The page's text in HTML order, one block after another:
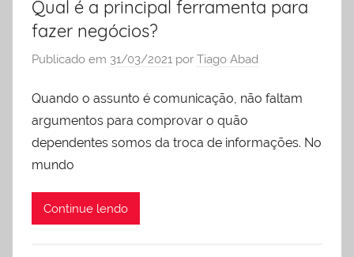
Qual é a principal ferramenta para
fazer negócios?
Publicado em 31/03/2021 por Tiago Abad
Quando o assunto é comunicação, não faltam
argumentos para comprovar o quão
dependentes somos da troca de informações. No
mundo
Continue lendo